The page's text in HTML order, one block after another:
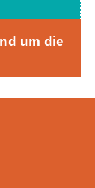
um die